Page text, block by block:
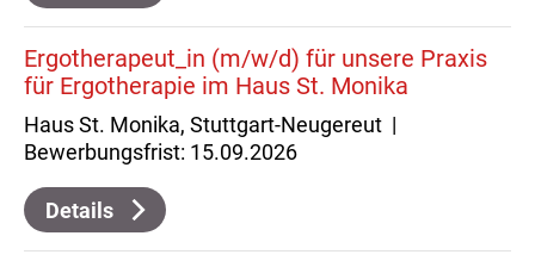
Ergotherapeut_in (m/w/d) für unsere Praxis
für Ergotherapie im Haus St. Monika
Haus St. Monika, Stuttgart-Neugereut |
Bewerbungsfrist: 15.09.2026
Details